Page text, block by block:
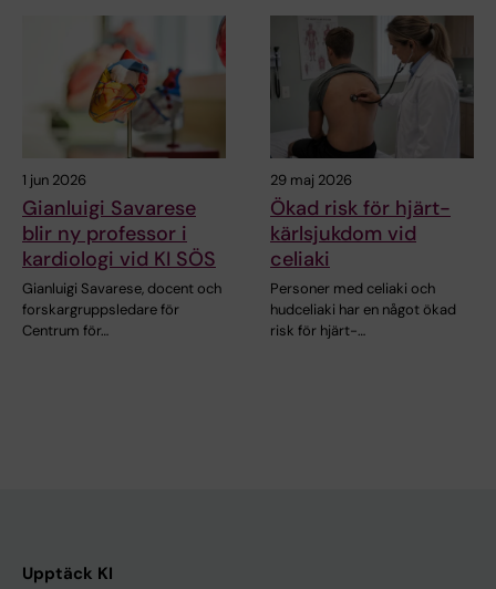
1 jun 2026
Gianluigi Savarese
blir ny professor i
kardiologi vid KI SÖS
Gianluigi Savarese, docent och
forskargruppsledare för
Centrum för…
29 maj 2026
Ökad risk för hjärt-
kärlsjukdom vid
celiaki
Personer med celiaki och
hudceliaki har en något ökad
risk för hjärt-…
Upptäck KI